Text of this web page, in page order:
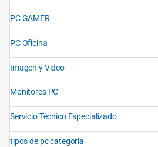
PC GAMER
PC Oficina
Imagen y Video
Monitores PC
Servicio Técnico Especializado
tipos de pc categoria